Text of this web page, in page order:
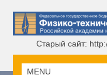
Старый сайт: